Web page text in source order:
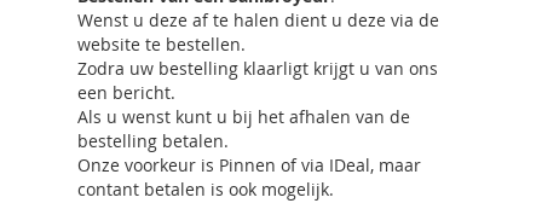
Wenst u deze af te halen dient u deze via de
website te bestellen.
Zodra uw bestelling klaarligt krijgt u van ons
een bericht.
Als u wenst kunt u bij het afhalen van de
bestelling betalen.
Onze voorkeur is Pinnen of via IDeal, maar
contant betalen is ook mogelijk.